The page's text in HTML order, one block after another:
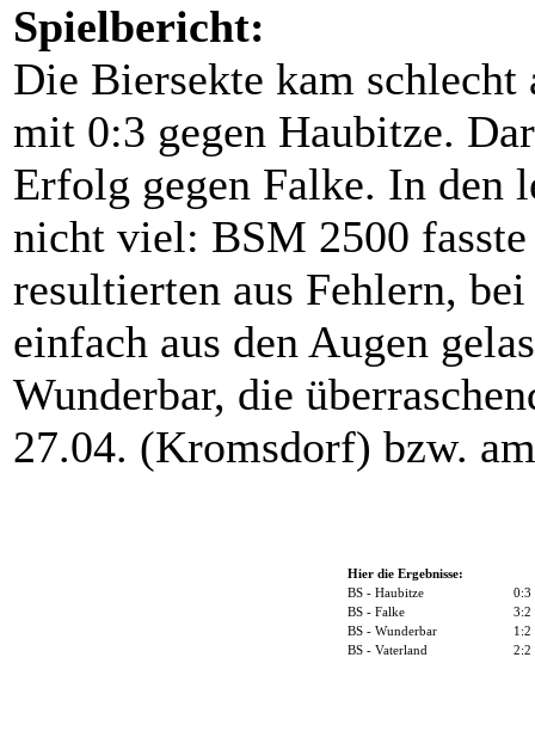
Spielbericht:
Die Biersekte kam
mit 0:3 gegen Haubitze.
Erfolg gegen Falke. In den
nicht viel: BSM 2500
resultierten aus Fehlern,
einfach aus den Augen
Wunderbar, die
27.04. (Kromsdorf) bzw.
Hier die Ergebnisse:
BS - Haubitze
0:3
BS - Falke
3:2
BS - Wunderbar
1:2
BS - Vaterland
2:2